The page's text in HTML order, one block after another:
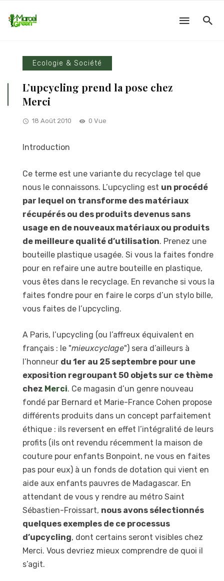
Ecologie & Société
L’upcycling prend la pose chez
Merci
18 Août 2010 0 Vue
Introduction
Ce terme est une variante du recyclage tel que
nous le connaissons. L’upcycling est un procédé
par lequel on transforme des matériaux
récupérés ou des produits devenus sans
usage en de nouveaux matériaux ou produits
de meilleure qualité d’utilisation. Prenez une
bouteille plastique usagée. Si vous la faites fondre
pour en refaire une autre bouteille en plastique,
vous êtes dans le recyclage. En revanche si vous la
faites fondre pour en faire le corps d’un stylo bille,
vous faites de l’upcycling.
A Paris, l’upcycling (ou l’affreux équivalent en
français : le "mieuxcyclage") sera d’ailleurs à
l’honneur du 1er au 25 septembre pour une
exposition regroupant 50 objets sur ce thème
chez Merci. Ce magasin d’un genre nouveau
fondé par Bernard et Marie-France Cohen propose
différents produits dans un concept parfaitement
éthique : ils reversent en effet l’intégralité de leurs
profits (ils ont revendu récemment la maison de
couture pour enfants Bonpoint, ne vous en faites
pas pour eux) à un fonds de dotation qui vient en
aide aux enfants pauvres de Madagascar. En
attendant de vous y rendre au métro Saint
Sébastien-Froissart, nous avons sélectionnés
quelques exemples de ce processus
d’upcycling, dont certains seront visibles chez
Merci. Vous devriez mieux comprendre de quoi il
s’agit.